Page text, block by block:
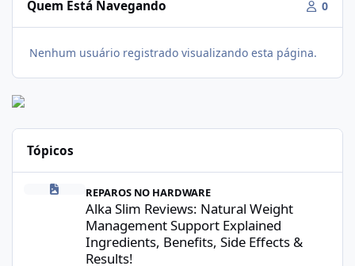
Quem Está Navegando 0
Nenhum usuário registrado visualizando esta página.
Tópicos
Alka Slim Reviews: Natural Weight Management Support
REPAROS NO HARDWARE
Alka Slim Reviews: Natural Weight
Management Support Explained
Ingredients, Benefits, Side Effects &
Results!